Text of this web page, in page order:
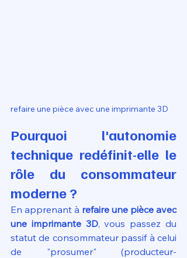
refaire une pièce avec une imprimante 3D
Pourquoi l'autonomie
technique redéfinit-elle le
rôle du consommateur
moderne ?
En apprenant à refaire une pièce avec
une imprimante 3D, vous passez du
statut de consommateur passif à celui
de "prosumer" (producteur-